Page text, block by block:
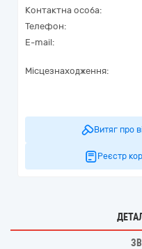
Контактна особа:
Телефон:
E-mail:
Місцезнаходження:
Витяг про
Реєстр